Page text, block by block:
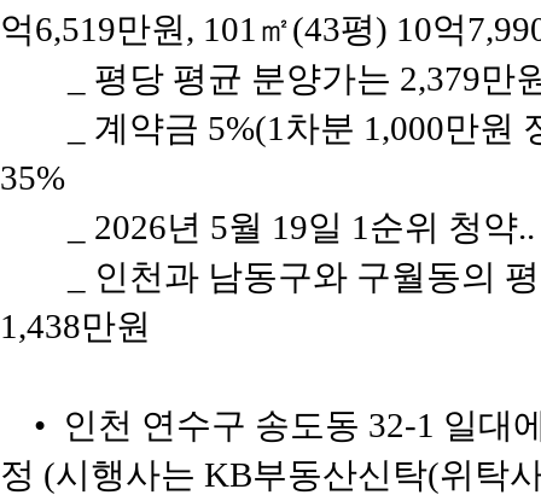
억6,519만원, 101㎡(43평) 10억
_ 평당 평균 분양가는 2,379
_ 계약금 5%(1차분 1,000만
35%
_ 2026년 5월 19일 1순위 청
_ 인천과 남동구와 구월동의
1,438만원
• 인천 연수구 송도동 32-1 일대
정 (시행사는 KB부동산신탁(위탁